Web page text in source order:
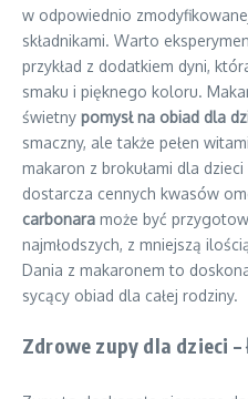
w odpowiednio
składnikami. Warto
przykład z dodatkiem dyni,
smaku i pięknego koloru.
świetny pomysł na obiad dla
smaczny, ale także pełen
makaron z brokułami dla
dostarcza cennych kwasów
carbonara może być
najmłodszych, z mniejszą
Dania z makaronem to
sycący obiad dla całej rodziny.
Zdrowe zupy dla dzieci –